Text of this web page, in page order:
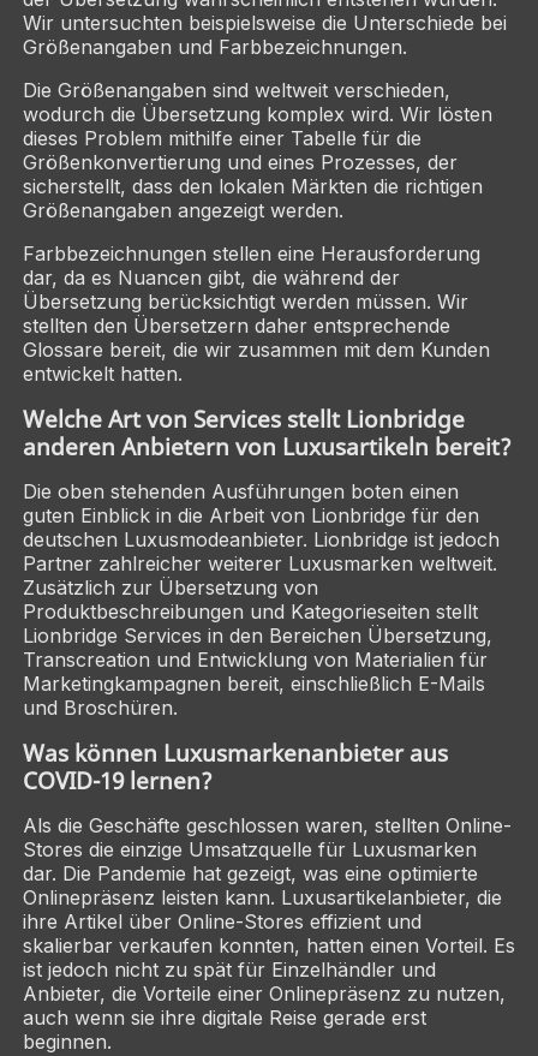
Wir untersuchten beispielsweise die Unterschiede bei
Größenangaben und Farbbezeichnungen.
Die Größenangaben sind weltweit verschieden,
wodurch die Übersetzung komplex wird. Wir lösten
dieses Problem mithilfe einer Tabelle für die
Größenkonvertierung und eines Prozesses, der
sicherstellt, dass den lokalen Märkten die richtigen
Größenangaben angezeigt werden.
Farbbezeichnungen stellen eine Herausforderung
dar, da es Nuancen gibt, die während der
Übersetzung berücksichtigt werden müssen. Wir
stellten den Übersetzern daher entsprechende
Glossare bereit, die wir zusammen mit dem Kunden
entwickelt hatten.
Welche Art von Services stellt Lionbridge
anderen Anbietern von Luxusartikeln bereit?
Die oben stehenden Ausführungen boten einen
guten Einblick in die Arbeit von Lionbridge für den
deutschen Luxusmodeanbieter. Lionbridge ist jedoch
Partner zahlreicher weiterer Luxusmarken weltweit.
Zusätzlich zur Übersetzung von
Produktbeschreibungen und Kategorieseiten stellt
Lionbridge Services in den Bereichen Übersetzung,
Transcreation und Entwicklung von Materialien für
Marketingkampagnen bereit, einschließlich E-Mails
und Broschüren.
Was können Luxusmarkenanbieter aus
COVID-19 lernen?
Als die Geschäfte geschlossen waren, stellten Online-
Stores die einzige Umsatzquelle für Luxusmarken
dar. Die Pandemie hat gezeigt, was eine optimierte
Onlinepräsenz leisten kann. Luxusartikelanbieter, die
ihre Artikel über Online-Stores effizient und
skalierbar verkaufen konnten, hatten einen Vorteil. Es
ist jedoch nicht zu spät für Einzelhändler und
Anbieter, die Vorteile einer Onlinepräsenz zu nutzen,
auch wenn sie ihre digitale Reise gerade erst
beginnen.